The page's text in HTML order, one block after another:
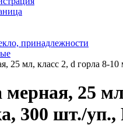
принадлежности
25 мл, класс 2, d горла 8-
мерная, 25
300 шт./уп.,